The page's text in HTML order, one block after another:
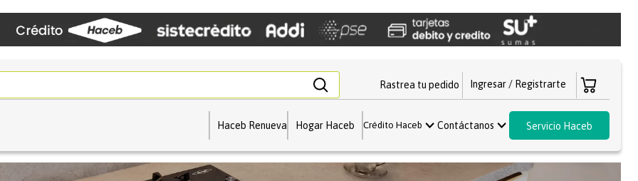
Rastrea tu pedido
Haceb Renueva Hogar Haceb Crédito Haceb Contáctanos Servicio Haceb